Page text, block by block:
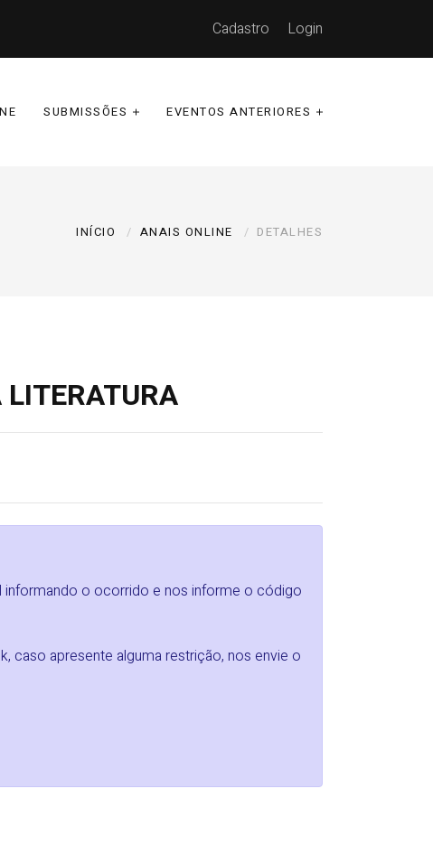
Cadastro Login
SUBMISSÕES EVENTOS ANTERIORES
INÍCIO ANAIS ONLINE DETALHES
informando o ocorrido e nos informe o código
caso apresente alguma restrição, nos envie o